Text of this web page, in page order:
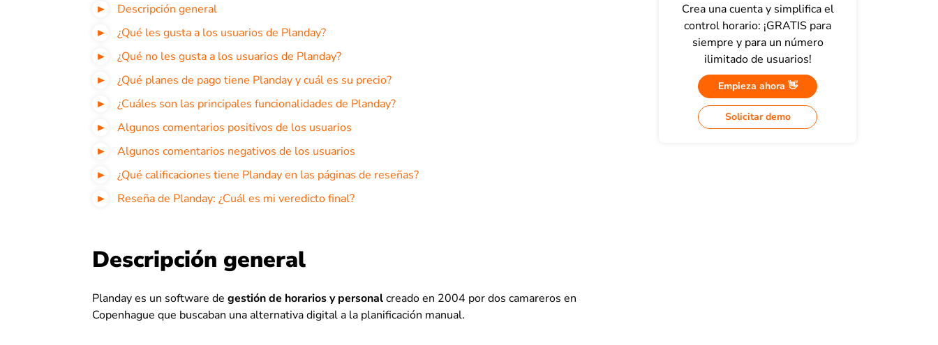
Descripción general
¿Qué les gusta a los usuarios de Planday?
¿Qué no les gusta a los usuarios de Planday?
¿Qué planes de pago tiene Planday y cuál es su precio?
¿Cuáles son las principales funcionalidades de Planday?
Algunos comentarios positivos de los usuarios
Algunos comentarios negativos de los usuarios
¿Qué calificaciones tiene Planday en las páginas de reseñas?
Reseña de Planday: ¿Cuál es mi veredicto final?
Descripción general
Planday es un software de gestión de horarios y personalcreado en 2004 por dos camareros en
Copenhague que buscaban una alternativa digital a la planificación manual.
Crea una cuenta y simplifica el
control horario: ¡GRATIS para
siempre y para un número
ilimitado de usuarios!
Empieza ahora 👋
Solicitar demo